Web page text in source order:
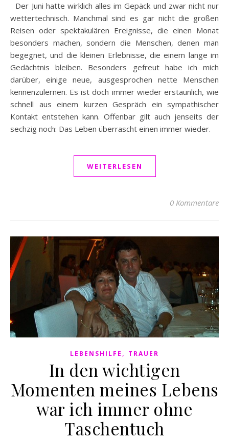
Der Juni hatte wirklich alles im Gepäck und zwar nicht nur
wettertechnisch. Manchmal sind es gar nicht die großen
Reisen oder spektakulären Ereignisse, die einen Monat
besonders machen, sondern die Menschen, denen man
begegnet, und die kleinen Erlebnisse, die einem lange im
Gedächtnis bleiben. Besonders gefreut habe ich mich
darüber, einige neue, ausgesprochen nette Menschen
kennenzulernen. Es ist doch immer wieder erstaunlich, wie
schnell aus einem kurzen Gespräch ein sympathischer
Kontakt entstehen kann. Offenbar gilt auch jenseits der
sechzig noch: Das Leben überrascht einen immer wieder.
WEITERLESEN
0 Kommentare
LEBENSHILFE , TRAUER
In den wichtigen
Momenten meines Lebens
war ich immer ohne
Taschentuch